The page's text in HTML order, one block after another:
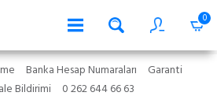
0
Banka Hesap Numaraları
Garanti
Bildirimi 0 262 644 66 63